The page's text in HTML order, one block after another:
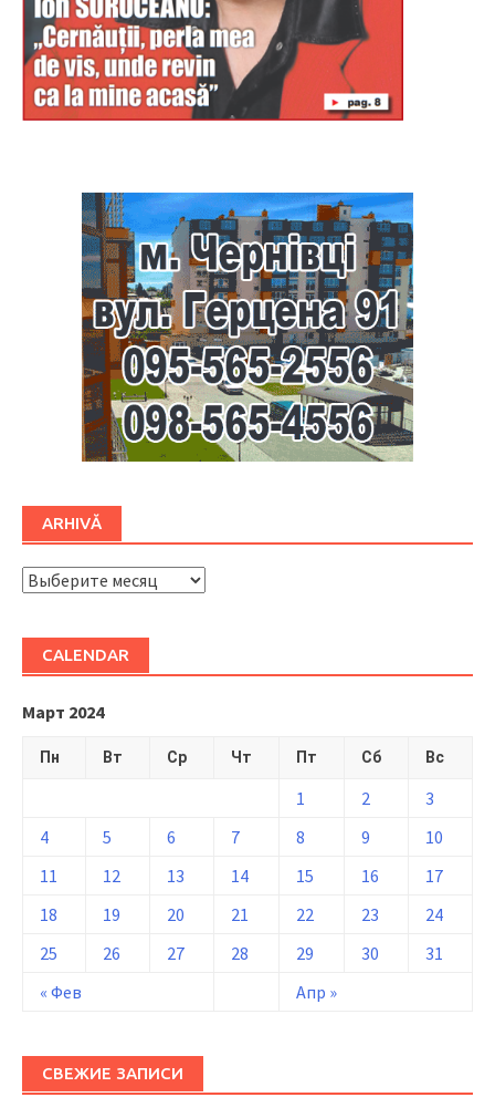
ARHIVĂ
ARHIVĂ
CALENDAR
Март 2024
Пн Вт Ср Чт Пт Сб Вс
« Фев Апр »
1 2
3
4
5 6 7 8 9
10
11
12 13 14 15 16
17
18
19 20 21 22 23
24
25
26 27 28 29 30 31
СВЕЖИЕ ЗАПИСИ